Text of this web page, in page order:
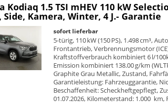
Kodiaq 1.5 TSI mHEV 110 kW
Side, Kamera, Winter, 4 J.- Garantie
sofort lieferbar
5-türig, 110 kW (150 PS), 1.498 cm³,
Frontantrieb, Verbrennungsmotor
Kraftstoffverbrauch kombiniert 6 l/
Emission kombiniert 138.00 g/km
Graphite Grau Metallic, Zustand,
Garantieleistung: Fahrzeuggarantie,
Beschaffenheit: Scheckheftgepflegt,
01.07.2026, Kilometerstand: 1.000 km,